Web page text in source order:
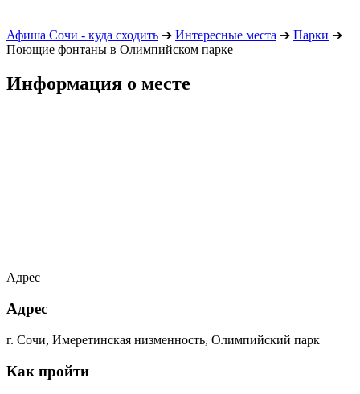
Афиша Сочи - куда сходить ➔ Интересные места ➔ Парки ➔
Поющие фонтаны в Олимпийском парке
Информация о месте
Адрес
Адрес
г. Сочи, Имеретинская низменность, Олимпийский парк
Как пройти